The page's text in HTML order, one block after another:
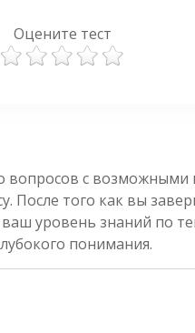
Оцените тест
вопросов с возможными
После того как вы
уровень знаний по
понимания.